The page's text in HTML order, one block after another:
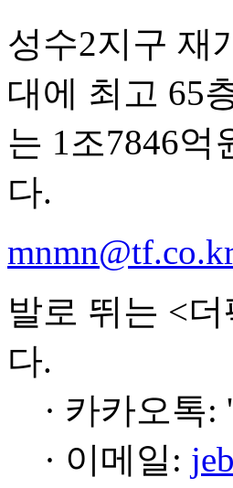
성수2지구 재
대에 최고 65
는 1조7846억
다.
발로 뛰는 <
다.
· 카카오톡
· 이메일: